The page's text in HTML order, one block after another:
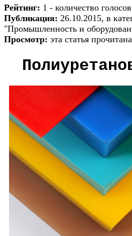
Рейтинг: 1 - количество
Публикация: 26.10.2015, в
"Промышленность и
Просмотр: эта статья